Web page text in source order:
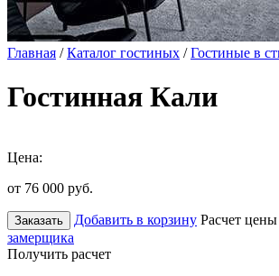
Главная /Каталог гостиных /Гостиные в
Гостинная Кали
Цена:
от 76 000 руб.
Заказать Добавить в корзину Расчет цены
замерщика
Получить расчет